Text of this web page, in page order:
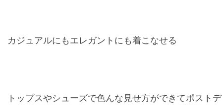
カジュアルにもエレガントにも着こなせる
トップスやシューズで色んな見せ方ができてポスト